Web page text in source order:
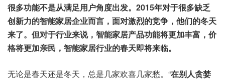
很多功能不是从满足用户角度出发。2015年对于很多缺乏
创新力的智能家居企业而言，面对激烈的竞争，他们的冬天
来了。但对于行业来说，智能家居产品功能将更加丰富，价
格将更加亲民，智能家居行业的春天即将来临。
无论是春天还是冬天，总是几家欢喜几家愁。“在别人贪婪